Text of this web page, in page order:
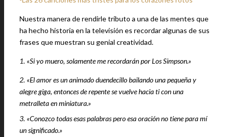
Nuestra manera de rendirle tributo a una de las mentes que
ha hecho historia en la televisión es recordar algunas de sus
frases que muestran su genial creatividad.
1. «Si yo muero, solamente me recordarán por Los Simpson.»
2. «El amor es un animado duendecillo bailando una pequeña y
alegre giga, entonces de repente se vuelve hacia ti con una
metralleta en miniatura.»
3. «Conozco todas esas palabras pero esa oración no tiene para mí
un significado.»